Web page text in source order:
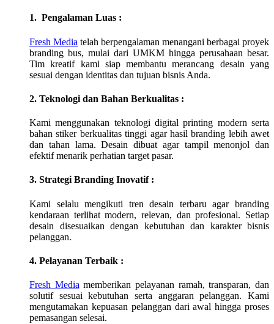
1. Pengalaman Luas :
Fresh Media telah berpengalaman menangani berbagai proyek
branding bus, mulai dari UMKM hingga perusahaan besar.
Tim kreatif kami siap membantu merancang desain yang
sesuai dengan identitas dan tujuan bisnis Anda.
2. Teknologi dan Bahan Berkualitas :
Kami menggunakan teknologi digital printing modern serta
bahan stiker berkualitas tinggi agar hasil branding lebih awet
dan tahan lama. Desain dibuat agar tampil menonjol dan
efektif menarik perhatian target pasar.
3. Strategi Branding Inovatif :
Kami selalu mengikuti tren desain terbaru agar branding
kendaraan terlihat modern, relevan, dan profesional. Setiap
desain disesuaikan dengan kebutuhan dan karakter bisnis
pelanggan.
4. Pelayanan Terbaik :
Fresh Media memberikan pelayanan ramah, transparan, dan
solutif sesuai kebutuhan serta anggaran pelanggan. Kami
mengutamakan kepuasan pelanggan dari awal hingga proses
pemasangan selesai.